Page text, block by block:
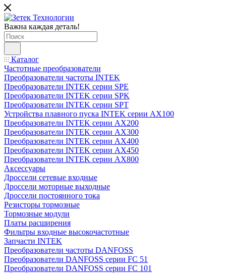
Важна каждая деталь!
Каталог
Частотные преобразователи
Преобразователи частоты INTEK
Преобразователи INTEK серии SPE
Преобразователи INTEK серии SPK
Преобразователи INTEK серии SPT
Устройства плавного пуска INTEK серии AX100
Преобразователи INTEK серии AX200
Преобразователи INTEK серии AX300
Преобразователи INTEK серии AX400
Преобразователи INTEK серии AX450
Преобразователи INTEK серии AX800
Аксессуары
Дроссели сетевые входные
Дроссели моторные выходные
Дроссели постоянного тока
Резисторы тормозные
Тормозные модули
Платы расширения
Фильтры входные высокочастотные
Запчасти INTEK
Преобразователи частоты DANFOSS
Преобразователи DANFOSS серии FC 51
Преобразователи DANFOSS серии FC 101